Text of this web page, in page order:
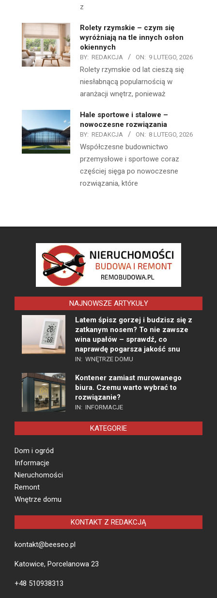
z
Rolety rzymskie – czym się
wyróżniają na tle innych osłon
okiennych
BY: REDAKCJA ON: 9 LUTEGO, 2026
Rolety rzymskie od lat cieszą się
niesłabnącą popularnością w
aranżacji wnętrz, ponieważ
Hale sportowe i stalowe –
nowoczesne rozwiązania
BY: REDAKCJA ON: 8 LUTEGO, 2026
Współczesne budownictwo
przemysłowe i sportowe coraz
częściej sięga po nowoczesne
rozwiązania, które
NAJNOWSZE ARTYKUŁY
Latem śpisz gorzej i budzisz się z
zatkanym nosem? To nie zawsze
wina upałów – sprawdź, co
naprawdę pogarsza jakość snu
IN: WNĘTRZE DOMU
Kontener zamiast murowanego
biura. Czemu warto wybrać to
rozwiązanie?
IN: INFORMACJE
KATEGORIE
Dom i ogród
Informacje
Nieruchomości
Remont
Wnętrze domu
KONTAKT Z REDAKCJĄ
kontakt@beeseo.pl
Katowice, Porcelanowa 23
+48 510938313